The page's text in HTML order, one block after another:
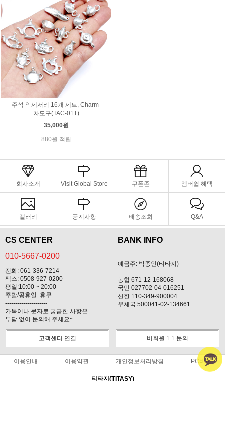
주석 악세서리 16개 세트, Charm-
차도구(TAC-01T)
35,000원
880원 적립
회사소개 Visit Global Store 쿠폰존 멤버쉽 혜택
갤러리 공지사항 배송조회 Q&A
CS CENTER
010-5667-0200
전화: 061-336-7214
팩스: 0508-927-0200
평일:10:00 ~ 20:00
주말/공휴일: 휴무
---------------------
카톡이나 문자로 궁금한 사항은
부담 없이 문의해 주세요~
BANK INFO
예금주: 박종인(티타지)
---------------------
농협 671-12-168068
국민 027702-04-016251
신한 110-349-900004
우체국 500041-02-134661
고객센터 연결 비회원 1:1 문의
이용안내 이용약관 개인정보처리방침 PC버전
티타지(TITASY)